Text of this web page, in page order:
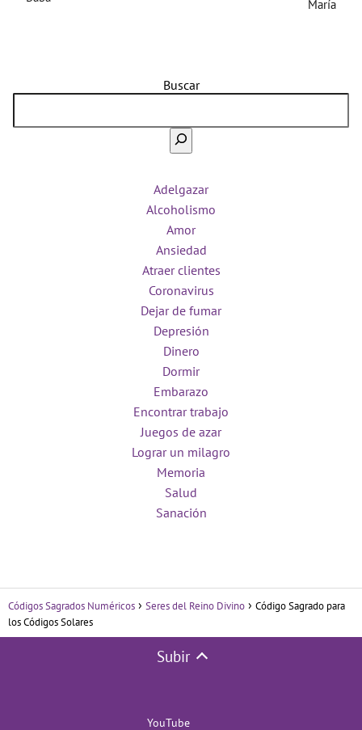
María
Buscar
Adelgazar
Alcoholismo
Amor
Ansiedad
Atraer clientes
Coronavirus
Dejar de fumar
Depresión
Dinero
Dormir
Embarazo
Encontrar trabajo
Juegos de azar
Lograr un milagro
Memoria
Salud
Sanación
Códigos Sagrados Numéricos Seres del Reino Divino
Código Sagrado para
los Códigos Solares
Subir
YouTube